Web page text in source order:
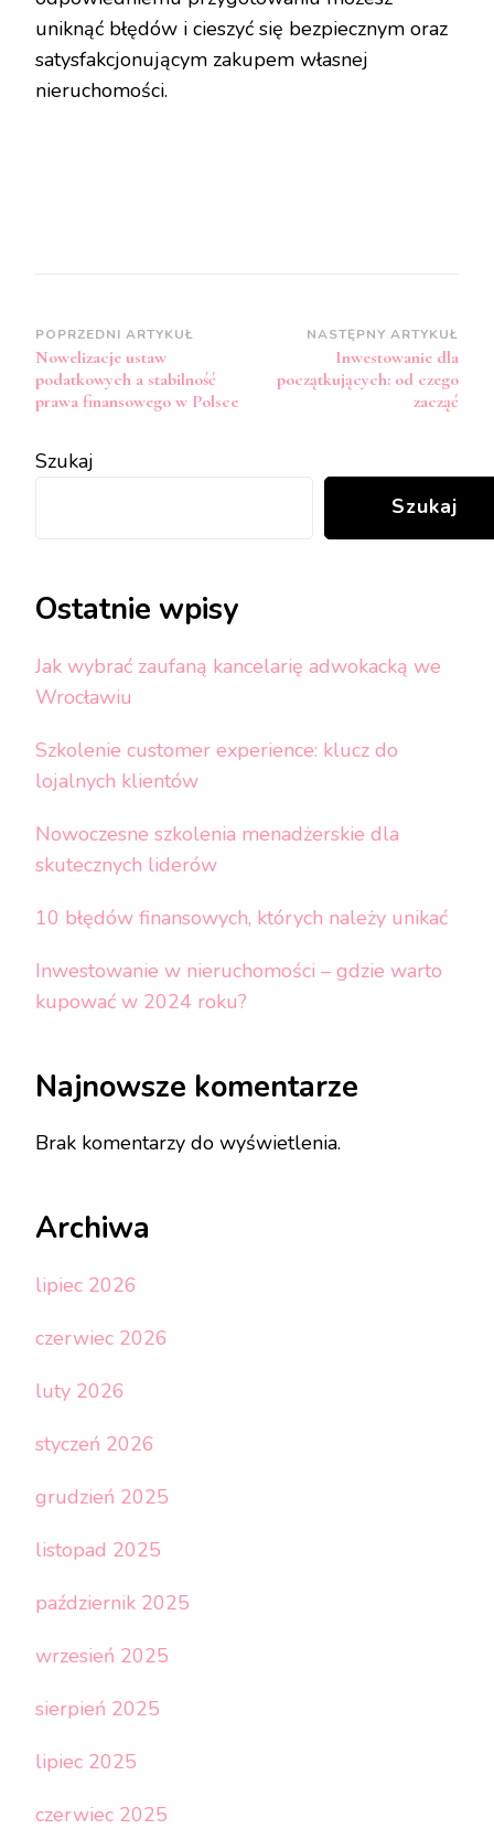
uniknąć błędów i cieszyć się bezpiecznym oraz
satysfakcjonującym zakupem własnej
nieruchomości.
Zobacz
wpisy
POPRZEDNI ARTYKUŁ
Nowelizacje ustaw
podatkowych a stabilność
prawa finansowego w Polsce
NASTĘPNY ARTYKUŁ
Inwestowanie dla
początkujących: od czego
zacząć
Szukaj
Szukaj
Ostatnie wpisy
Jak wybrać zaufaną kancelarię adwokacką we
Wrocławiu
Szkolenie customer experience: klucz do
lojalnych klientów
Nowoczesne szkolenia menadżerskie dla
skutecznych liderów
10 błędów finansowych, których należy unikać
Inwestowanie w nieruchomości – gdzie warto
kupować w 2024 roku?
Najnowsze komentarze
Brak komentarzy do wyświetlenia.
Archiwa
lipiec 2026
czerwiec 2026
luty 2026
styczeń 2026
grudzień 2025
listopad 2025
październik 2025
wrzesień 2025
sierpień 2025
lipiec 2025
czerwiec 2025